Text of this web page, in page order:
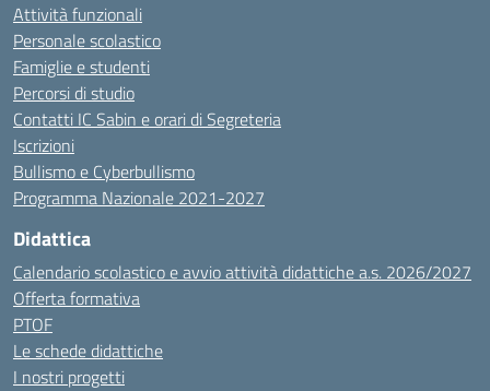
Attività funzionali
Personale scolastico
Famiglie e studenti
Percorsi di studio
Contatti IC Sabin e orari di Segreteria
Iscrizioni
Bullismo e Cyberbullismo
Programma Nazionale 2021-2027
Didattica
Calendario scolastico e avvio attività didattiche a.s. 2026/2027
Offerta formativa
PTOF
Le schede didattiche
I nostri progetti